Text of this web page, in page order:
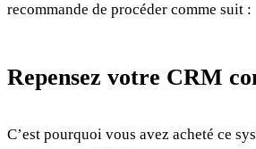
recommande de procéder comme suit :
Repensez votre CRM
C’est pourquoi vous avez acheté ce